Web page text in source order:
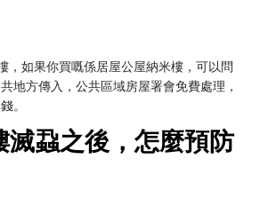
，如果你買嘅係居屋公屋納米樓，可以問
地方傳入，公共區域房屋署會免費處理，
。
滅蝨之後，怎麼預防